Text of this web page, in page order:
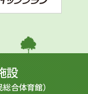
設
総合体育館）